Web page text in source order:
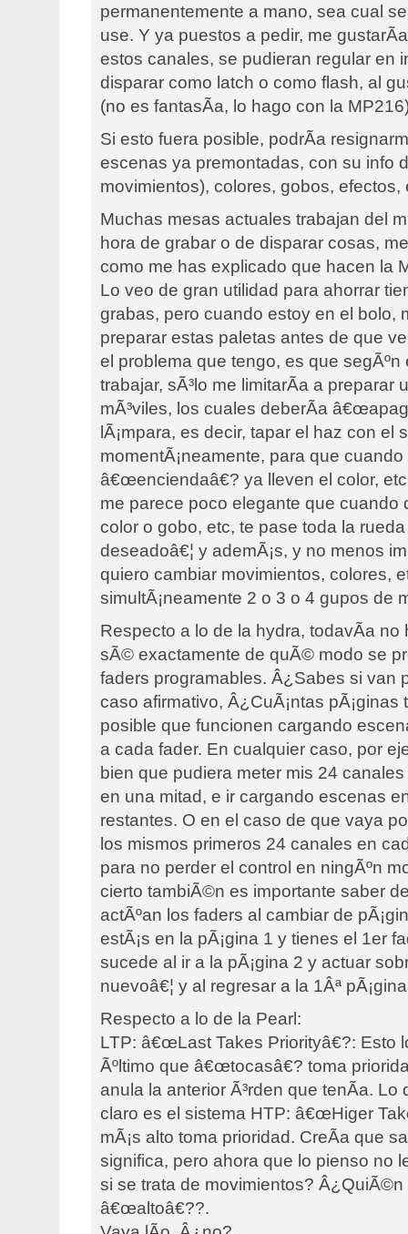
permanentemente a mano, sea cual
use. Y ya puestos a pedir, me
estos canales, se pudieran regular en
disparar como latch o como flash, al
(no es fantasÃ­a, lo hago con la
Si esto fuera posible, podrÃ­a
escenas ya premontadas, con su info
movimientos), colores, gobos, efectos,
Muchas mesas actuales trabajan del
hora de grabar o de disparar cosas,
como me has explicado que hacen la
Lo veo de gran utilidad para ahorrar
grabas, pero cuando estoy en el bolo,
preparar estas paletas antes de que
el problema que tengo, es que segÃºn
trabajar, sÃ³lo me limitarÃ­a a preparar
mÃ³viles, los cuales deberÃ­a
lÃ¡mpara, es decir, tapar el haz con el
momentÃ¡neamente, para que cuando
â€œenciendaâ€? ya lleven el color,
me parece poco elegante que cuando
color o gobo, etc, te pase toda la
deseadoâ€¦ y ademÃ¡s, y no menos
quiero cambiar movimientos, colores,
simultÃ¡neamente 2 o 3 o 4 gupos de
Respecto a lo de la hydra, todavÃ­a no
sÃ© exactamente de quÃ© modo se
faders programables. Â¿Sabes si van
caso afirmativo, Â¿CuÃ¡ntas pÃ¡ginas
posible que funcionen cargando
a cada fader. En cualquier caso, por
bien que pudiera meter mis 24
en una mitad, e ir cargando escenas
restantes. O en el caso de que vaya
los mismos primeros 24 canales en
para no perder el control en ningÃºn
cierto tambiÃ©n es importante saber
actÃºan los faders al cambiar de
estÃ¡s en la pÃ¡gina 1 y tienes el 1er
sucede al ir a la pÃ¡gina 2 y actuar
nuevoâ€¦ y al regresar a la 1Âª
Respecto a lo de la Pearl:
LTP: â€œLast Takes Priorityâ€?: Esto
Ãºltimo que â€œtocasâ€? toma
anula la anterior Ã³rden que tenÃ­a. Lo
claro es el sistema HTP: â€œHiger
mÃ¡s alto toma prioridad. CreÃ­a que
significa, pero ahora que lo pienso no
si se trata de movimientos? Â¿QuiÃ©n
â€œaltoâ€??.